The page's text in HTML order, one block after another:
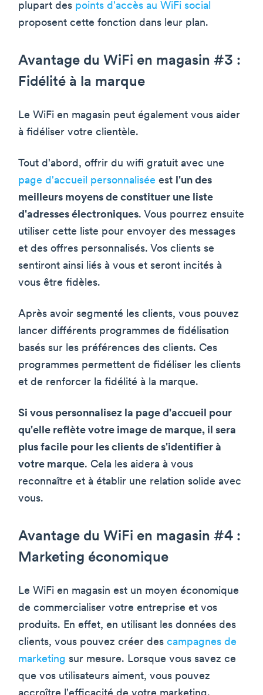
plupart des points d'accès au WiFi social
proposent cette fonction dans leur plan.
Avantage du WiFi en magasin #3 :
Fidélité à la marque
Le WiFi en magasin peut également vous aider
à fidéliser votre clientèle.
Tout d'abord, offrir du wifi gratuit avec une
page d'accueil personnalisée est l'un des
meilleurs moyens de constituer une liste
d'adresses électroniques. Vous pourrez ensuite
utiliser cette liste pour envoyer des messages
et des offres personnalisés. Vos clients se
sentiront ainsi liés à vous et seront incités à
vous être fidèles.
Après avoir segmenté les clients, vous pouvez
lancer différents programmes de fidélisation
basés sur les préférences des clients. Ces
programmes permettent de fidéliser les clients
et de renforcer la fidélité à la marque.
Si vous personnalisez la page d'accueil pour
qu'elle reflète votre image de marque, il sera
plus facile pour les clients de s'identifier à
votre marque. Cela les aidera à vous
reconnaître et à établir une relation solide avec
vous.
Avantage du WiFi en magasin #4 :
Marketing économique
Le WiFi en magasin est un moyen économique
de commercialiser votre entreprise et vos
produits. En effet, en utilisant les données des
clients, vous pouvez créer des campagnes de
marketing sur mesure. Lorsque vous savez ce
que vos utilisateurs aiment, vous pouvez